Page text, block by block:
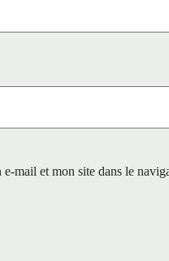
mail et mon site dans le